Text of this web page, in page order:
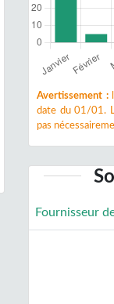
Avertissement :
date du 01/01.
pas
Fournisseur